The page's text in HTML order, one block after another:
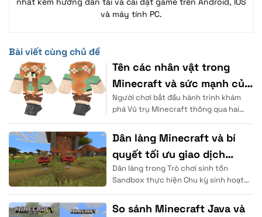
và máy tính PC.
Bài viết cùng chủ đề
Tên các nhân vật trong
Minecraft và sức mạnh của
chúng
Người chơi bắt đầu hành trình khám
phá Vũ trụ Minecraft thông qua hai
thống
Dân làng Minecraft và bí
quyết tối ưu giao dịch
thương mại
Dân làng trong Trò chơi sinh tồn
Sandbox thực hiện Chu kỳ sinh hoạt
sống. Thực thể
So sánh Minecraft Java và